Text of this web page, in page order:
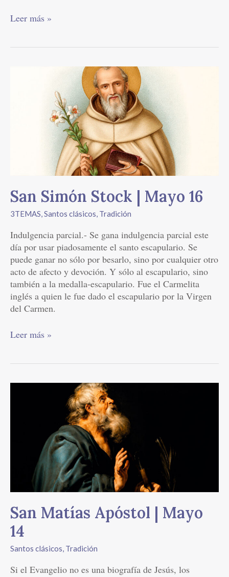
Leer más »
San Simón Stock | Mayo 16
3TEMAS,Santos clásicos, Tradición
Indulgencia parcial.- Se gana indulgencia parcial este
día por usar piadosamente el santo escapulario. Se
puede ganar no sólo por besarlo, sino por cualquier otro
acto de afecto y devoción. Y sólo al escapulario, sino
también a la medalla-escapulario. Fue el Carmelita
inglés a quien le fue dado el escapulario por la Virgen
del Carmen.
Leer más »
San Matías Apóstol | Mayo
14
Santos clásicos, Tradición
Si el Evangelio no es una biografía de Jesús, los